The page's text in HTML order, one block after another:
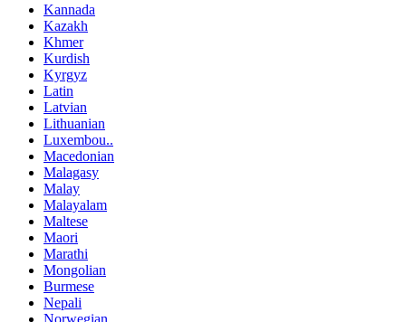
Kannada
Kazakh
Khmer
Kurdish
Kyrgyz
Latin
Latvian
Lithuanian
Luxembou..
Macedonian
Malagasy
Malay
Malayalam
Maltese
Maori
Marathi
Mongolian
Burmese
Nepali